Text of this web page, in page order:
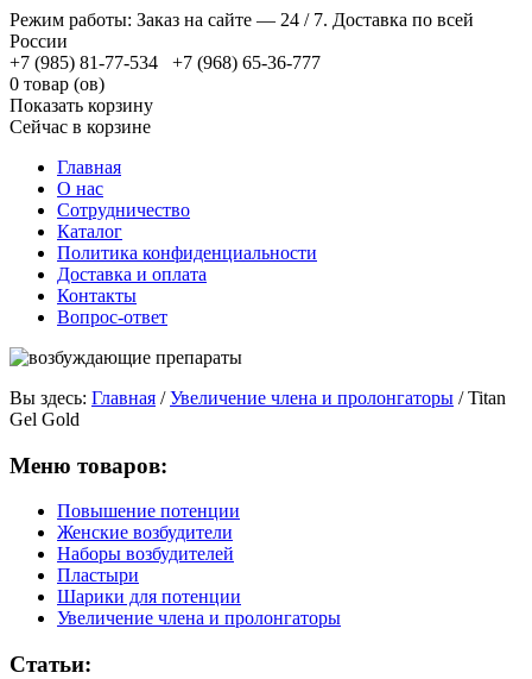
Режим работы: Заказ на сайте — 24 / 7. Доставка по всей
России
+7 (985) 81-77-534 +7 (968) 65-36-777
0 товар (ов)
Показать корзину
Сейчас в корзине
Главная
О нас
Сотрудничество
Каталог
Политика конфиденциальности
Доставка и оплата
Контакты
Вопрос-ответ
Вы здесь: Главная /Увеличение члена и пролонгаторы /Titan
Gel Gold
Меню товаров:
Повышение потенции
Женские возбудители
Наборы возбудителей
Пластыри
Шарики для потенции
Увеличение члена и пролонгаторы
Статьи: